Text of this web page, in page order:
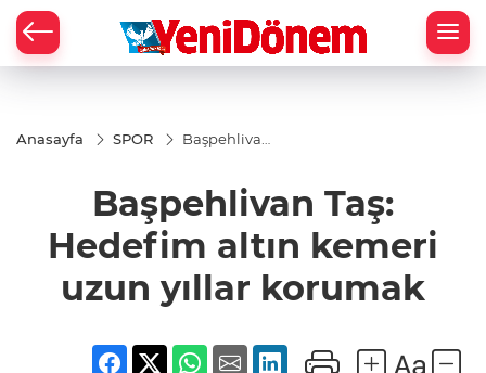
Anasayfa SPOR
Başpehlivan
altın kemeri
uzun yıllar
Başpehlivan Taş:
Hedefim altın kemeri
uzun yıllar korumak